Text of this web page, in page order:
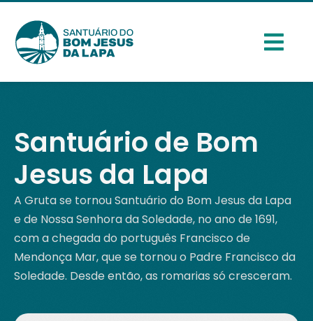
Santuário de Bom
Jesus da Lapa
A Gruta se tornou Santuário do Bom Jesus da Lapa
e de Nossa Senhora da Soledade, no ano de 1691,
com a chegada do português Francisco de
Mendonça Mar, que se tornou o Padre Francisco da
Soledade. Desde então, as romarias só cresceram.